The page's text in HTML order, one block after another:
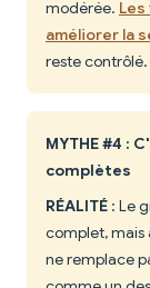
modérée.
améliorer la
reste contrôlé.
MYTHE #4 :
complètes
RÉALITÉ : Le
complet, mais
ne remplace